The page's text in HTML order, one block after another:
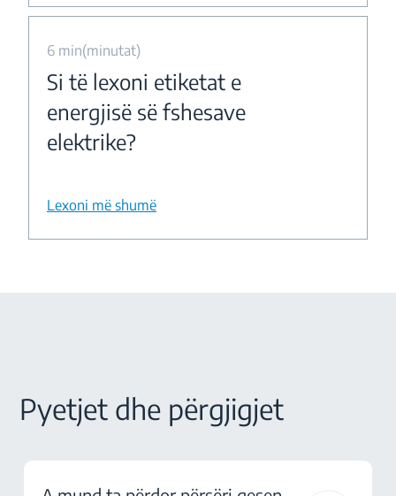
6 min(minutat)
Si të lexoni etiketat e
energjisë së fshesave
elektrike?
Lexoni më shumë
Pyetjet dhe përgjigjet